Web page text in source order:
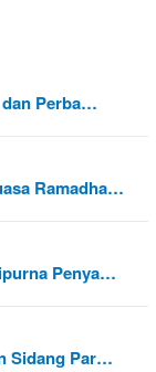
dan Perba…
Ramadha…
Penya…
Sidang Par…